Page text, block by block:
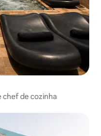
chef de cozinha